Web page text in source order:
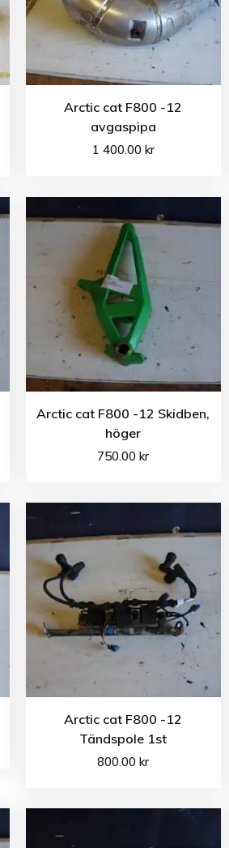
Arctic cat F800 -12
avgaspipa
1 400.00 kr
Arctic cat F800 -12 Skidben,
höger
750.00kr
Arctic cat F800 -12
Tändspole 1st
800.00kr